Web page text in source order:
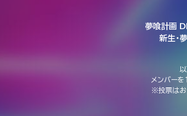
夢喰計画
新生・
メンバーを
※投票はお